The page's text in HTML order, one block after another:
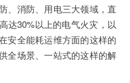
、消防、用电三大领域，直
达30%以上的电气火灾，以
安全能耗运维方面的这样的
全场景、一站式的这样的解